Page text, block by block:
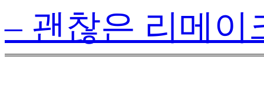
– 괜찮은 리메이